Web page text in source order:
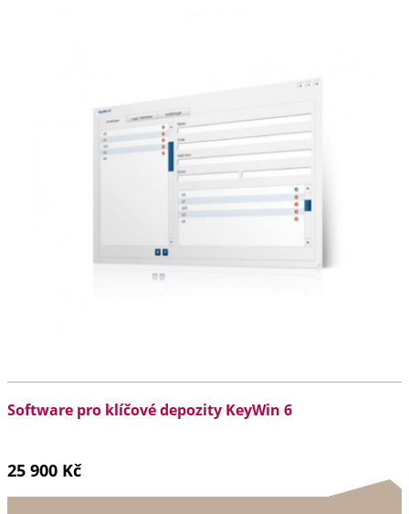
Software pro klíčové depozity KeyWin 6
25 900 Kč